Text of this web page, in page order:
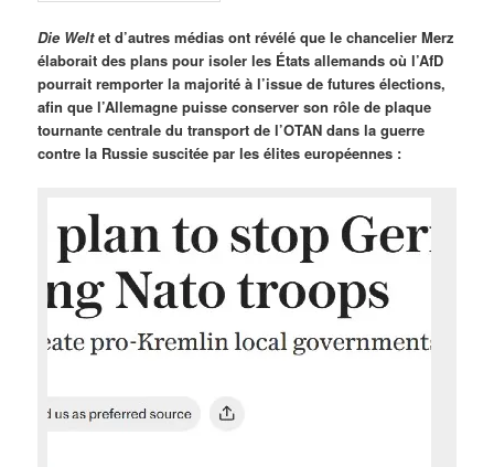
Die Weltet d’autres médias ont révélé que le chancelier Merz
élaborait des plans pour isoler les États allemands où l’AfD
pourrait remporter la majorité à l’issue de futures élections,
afin que l’Allemagne puisse conserver son rôle de plaque
tournante centrale du transport de l’OTAN dans la guerre
contre la Russie suscitée par les élites européennes :